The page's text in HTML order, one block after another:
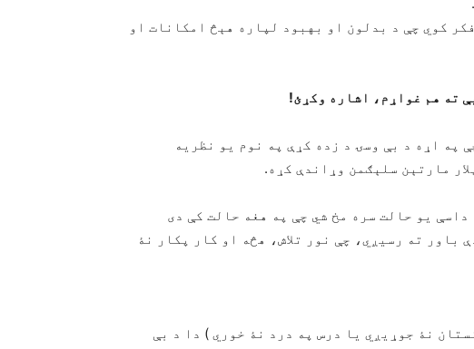
کوي چې د بدلون او بهبود لپاره هېڅ امکانات او
ته هم غواړم، اشاره وکړئ!
په اړه د بې وسۍ د زده کړې په نوم یو نظریه
مارتېن سلېګمن وړاندې کړه.
یو حالت سره مخ شي چې په هغه حالت کې دی
باور ته رسیږي، چې نور تلاش، هڅه او کار پکار نۀ
نۀ جوړیږي یا درس په درد نۀ خوري ) دا د بې